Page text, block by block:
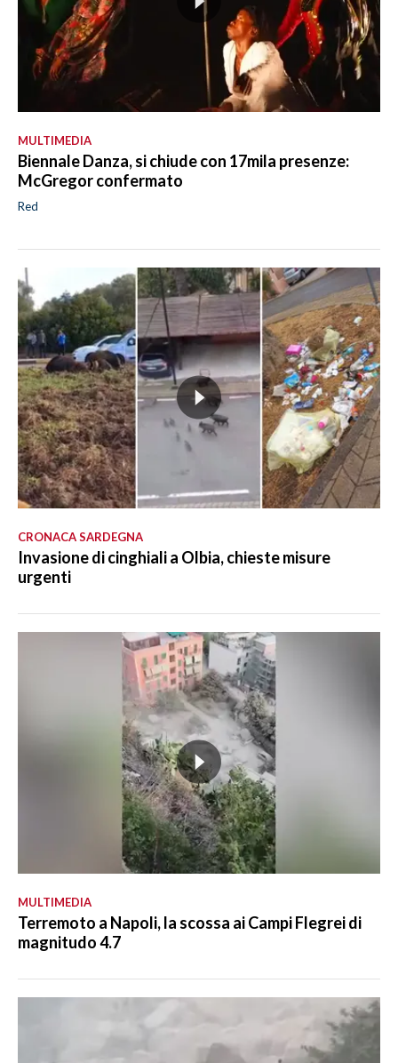
MULTIMEDIA
Biennale Danza, si chiude con 17mila presenze:
McGregor confermato
Red
CRONACA SARDEGNA
Invasione di cinghiali a Olbia, chieste misure
urgenti
MULTIMEDIA
Terremoto a Napoli, la scossa ai Campi Flegrei di
magnitudo 4.7